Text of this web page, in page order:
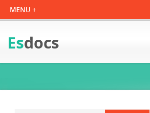
Esdocs